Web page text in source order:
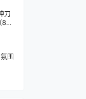
刀
围